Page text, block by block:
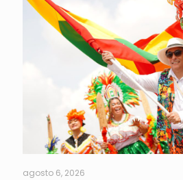
agosto 6, 2026